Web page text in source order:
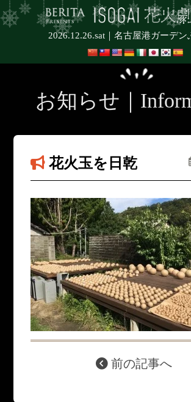
2026.12.26.sat｜名古屋港ガーデン
お知らせ｜
花火玉を日乾
前の記事へ